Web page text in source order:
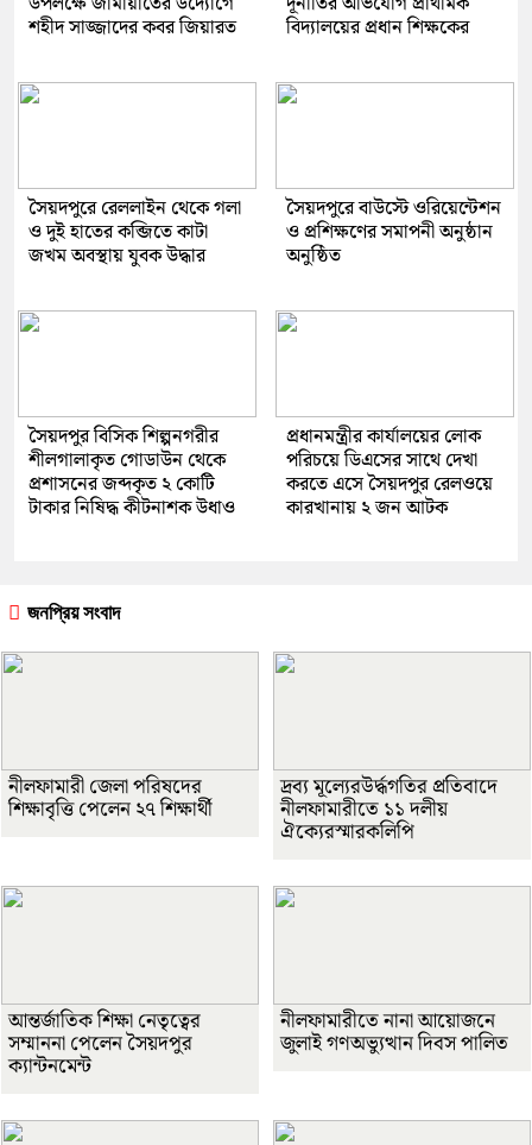
শহীদ সাজ্জাদের কবর জিয়ারত
বিদ্যালয়ের প্রধান শিক্ষকের
সৈয়দপুরে রেললাইন থেকে গলা
ও দুই হাতের কব্জিতে কাটা
জখম অবস্থায় যুবক উদ্ধার
সৈয়দপুরে বাউস্টে ওরিয়েন্টেশন
ও প্রশিক্ষণের সমাপনী অনুষ্ঠান
অনুষ্ঠিত
সৈয়দপুর বিসিক শিল্পনগরীর
শীলগালাকৃত গোডাউন থেকে
প্রশাসনের জব্দকৃত ২ কোটি
টাকার নিষিদ্ধ কীটনাশক উধাও
প্রধানমন্ত্রীর কার্যালয়ের লোক
পরিচয়ে ডিএসের সাথে দেখা
করতে এসে সৈয়দপুর রেলওয়ে
কারখানায় ২ জন আটক
জনপ্রিয় সংবাদ
নীলফামারী জেলা পরিষদের
শিক্ষাবৃত্তি পেলেন ২৭ শিক্ষার্থী
দ্রব্য মূল্যেরউর্দ্ধগতির প্রতিবাদে
নীলফামারীতে ১১ দলীয়
ঐক্যেরস্মারকলিপি
আন্তর্জাতিক শিক্ষা নেতৃত্বের
সম্মাননা পেলেন সৈয়দপুর
ক্যান্টনমেন্ট
নীলফামারীতে নানা আয়োজনে
জুলাই গণঅভ্যুত্থান দিবস পালিত